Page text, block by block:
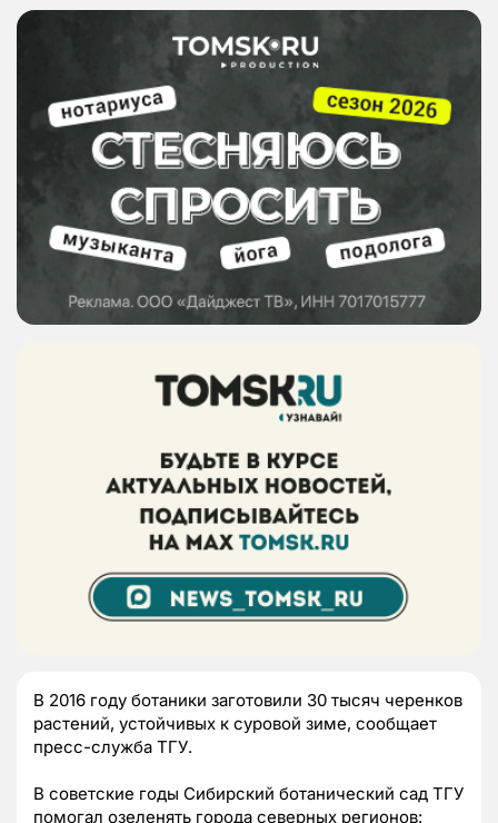
В 2016 году ботаники заготовили 30 тысяч черенков
растений, устойчивых к суровой зиме, сообщает
пресс-служба ТГУ.
В советские годы Сибирский ботанический сад ТГУ
помогал озеленять города северных регионов: